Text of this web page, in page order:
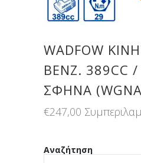
WADFOW
ΒΕΝΖ. 389CC
ΣΦΗΝΑ
€247,00
Αναζήτηση